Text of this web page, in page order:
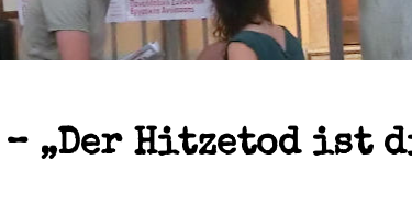
„Der Hitzetod ist